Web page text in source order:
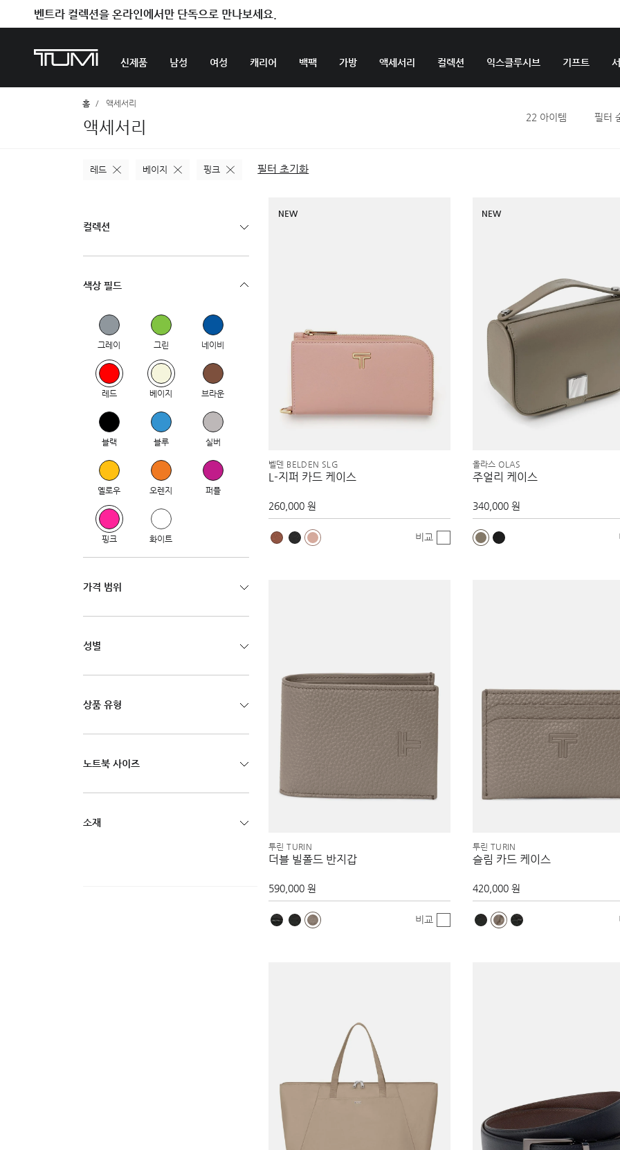
벤트라 컬렉션을 온라인에서만 단독으로 만나보세요.
신제품 남성 여성 캐리어 백팩 가방 액세서리 컬렉션 익스클루시브 기프트
홈 액세서리
액세서리
22 아이템 필터
필터 초기화
레드 베이지 핑크
컬렉션
색상 필드
그레이 그린 네이비
레드 베이지 브라운
블랙 블루 실버
옐로우 오렌지 퍼플
핑크 화이트
가격 범위
성별
상품 유형
노트북 사이즈
소재
NEW
벨덴 BELDEN SLG
L-지퍼 카드 케이스
260,000 원
비교
NEW
올라스 OLAS
주얼리 케이스
340,000 원
투린 TURIN
더블 빌폴드 반지갑
590,000 원
비교
투린 TURIN
슬림 카드 케이스
420,000 원